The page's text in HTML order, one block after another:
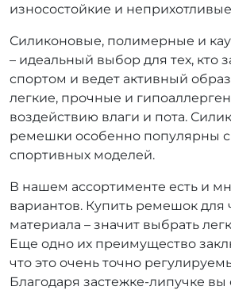
износостойкие и
Силиконовые, полимерные и
– идеальный выбор для тех, кто
спортом и ведет активный
легкие, прочные и
воздействию влаги и пота.
ремешки особенно популярны
спортивных моделей.
В нашем ассортименте есть и
вариантов. Купить ремешок для
материала – значит выбрать
Еще одно их преимущество
что это очень точно
Благодаря застежке-липучке